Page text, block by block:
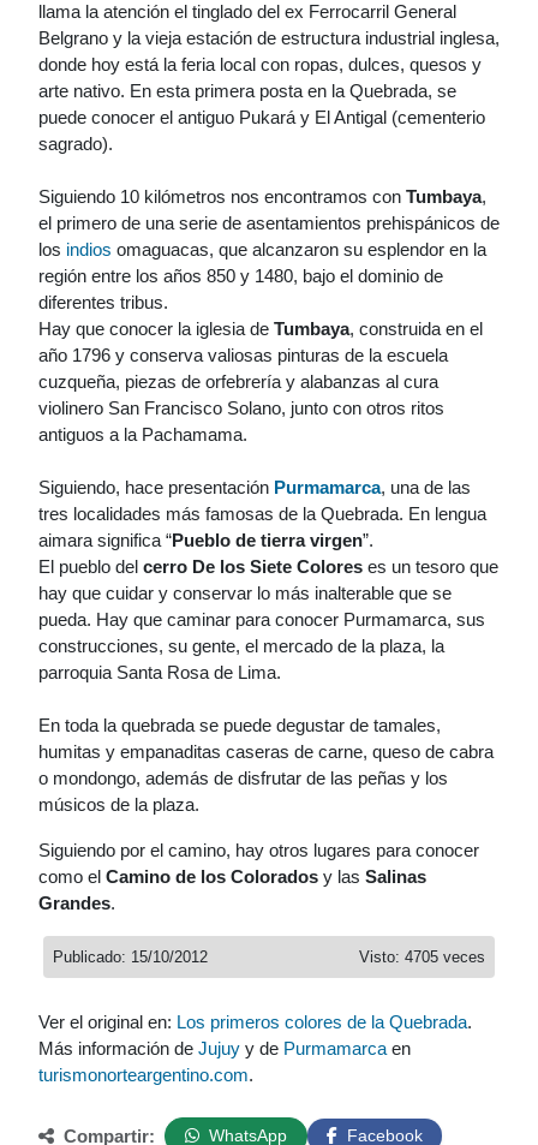
llama la atención el tinglado del ex Ferrocarril General
Belgrano y la vieja estación de estructura industrial inglesa,
donde hoy está la feria local con ropas, dulces, quesos y
arte nativo. En esta primera posta en la Quebrada, se
puede conocer el antiguo Pukará y El Antigal (cementerio
sagrado).
Siguiendo 10 kilómetros nos encontramos con Tumbaya,
el primero de una serie de asentamientos prehispánicos de
los indios omaguacas, que alcanzaron su esplendor en la
región entre los años 850 y 1480, bajo el dominio de
diferentes tribus.
Hay que conocer la iglesia de Tumbaya, construida en el
año 1796 y conserva valiosas pinturas de la escuela
cuzqueña, piezas de orfebrería y alabanzas al cura
violinero San Francisco Solano, junto con otros ritos
antiguos a la Pachamama.
Siguiendo, hace presentación Purmamarca, una de las
tres localidades más famosas de la Quebrada. En lengua
aimara significa “Pueblo de tierra virgen”.
El pueblo del cerro De los Siete Colores es un tesoro que
hay que cuidar y conservar lo más inalterable que se
pueda. Hay que caminar para conocer Purmamarca, sus
construcciones, su gente, el mercado de la plaza, la
parroquia Santa Rosa de Lima.
En toda la quebrada se puede degustar de tamales,
humitas y empanaditas caseras de carne, queso de cabra
o mondongo, además de disfrutar de las peñas y los
músicos de la plaza.
Siguiendo por el camino, hay otros lugares para conocer
como el Camino de los Colorados y las Salinas
Grandes.
Visto: 4705 veces
Publicado: 15/10/2012
Ver el original en: Los primeros colores de la Quebrada.
Más información de Jujuy y de Purmamarca en
turismonorteargentino.com.
Compartir: WhatsApp Facebook